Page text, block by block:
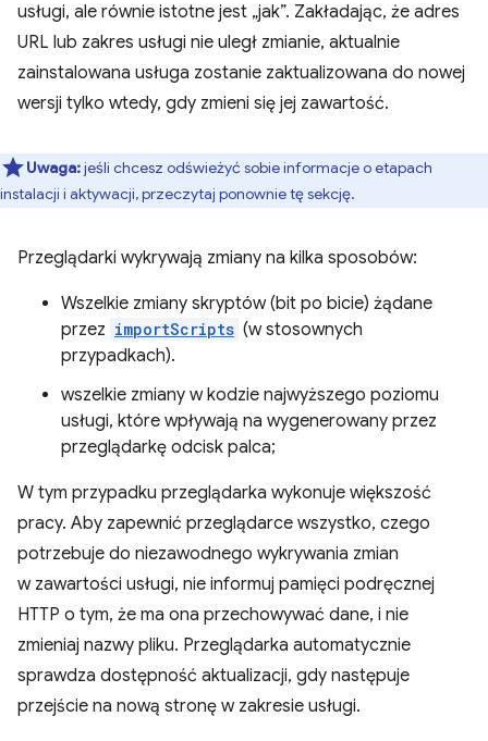
usługi, ale równie istotne jest „jak”. Zakładając, że adres
URL lub zakres usługi nie uległ zmianie, aktualnie
zainstalowana usługa zostanie zaktualizowana do nowej
wersji tylko wtedy, gdy zmieni się jej zawartość.
Uwaga:jeśli chcesz odświeżyć sobie informacje o etapach
instalacji i aktywacji, przeczytaj ponownie tę sekcję.
Przeglądarki wykrywają zmiany na kilka sposobów:
Wszelkie zmiany skryptów (bit po bicie) żądane
przez importScripts (w stosownych
przypadkach).
wszelkie zmiany w kodzie najwyższego poziomu
usługi, które wpływają na wygenerowany przez
przeglądarkę odcisk palca;
W tym przypadku przeglądarka wykonuje większość
pracy. Aby zapewnić przeglądarce wszystko, czego
potrzebuje do niezawodnego wykrywania zmian
w zawartości usługi, nie informuj pamięci podręcznej
HTTP o tym, że ma ona przechowywać dane, i nie
zmieniaj nazwy pliku. Przeglądarka automatycznie
sprawdza dostępność aktualizacji, gdy następuje
przejście na nową stronę w zakresie usługi.